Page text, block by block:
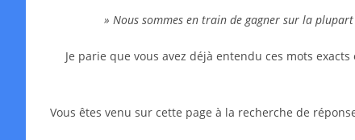
» Nous sommes en train de gagner sur la
Je parie que vous avez déjà entendu ces mots
Vous êtes venu sur cette page à la recherche de